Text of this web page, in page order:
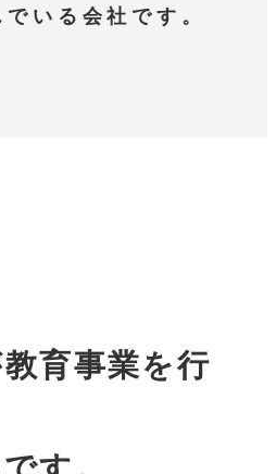
いる会社です。
育事業を行